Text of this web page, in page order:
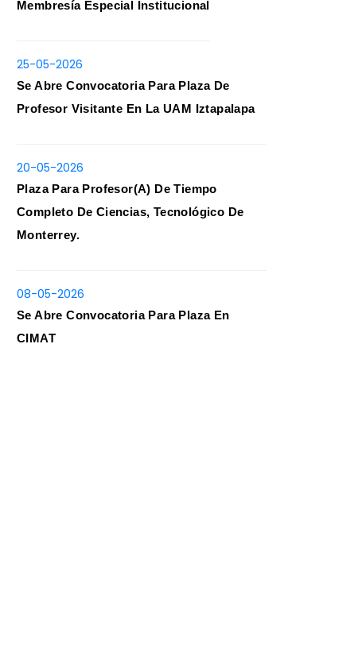
Membresía Especial Institucional
25-05-2026
Se Abre Convocatoria Para Plaza De
Profesor Visitante En La UAM Iztapalapa
20-05-2026
Plaza Para Profesor(a) De Tiempo
Completo De Ciencias, Tecnológico De
Monterrey.
08-05-2026
Se Abre Convocatoria Para Plaza En
CIMAT